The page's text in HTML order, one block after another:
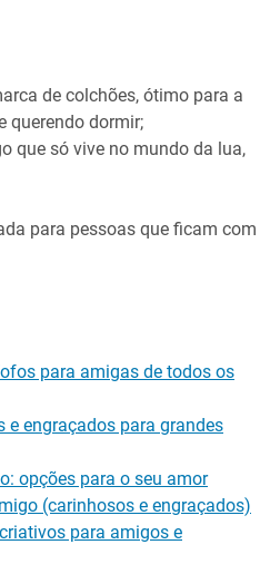
de colchões, ótimo para a
querendo dormir;
que só vive no mundo da lua,
para pessoas que ficam com
para amigas de todos os
engraçados para grandes
opções para o seu amor
(carinhosos e engraçados)
para amigos e